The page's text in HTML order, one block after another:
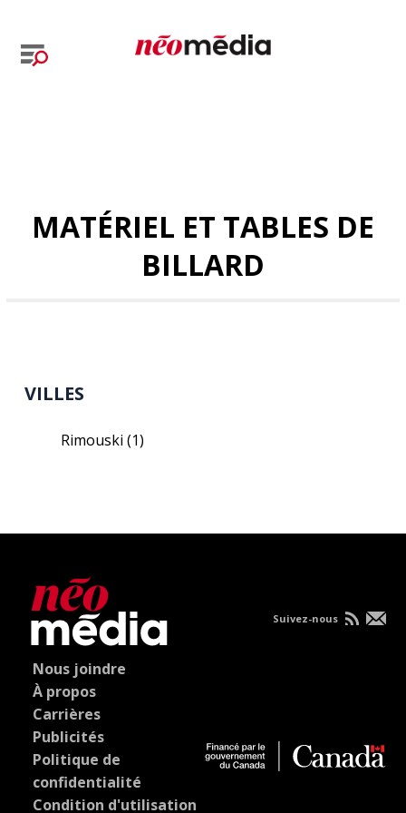
MATÉRIEL ET TABLES DE
BILLARD
VILLES
Rimouski(1)
Nous joindre
À propos
Carrières
Publicités
Politique de
confidentialité
Condition d'utilisation
Suivez-nous